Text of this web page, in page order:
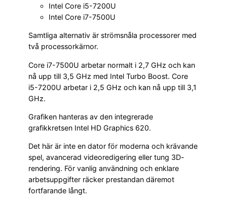
Intel Core i5-7200U
Intel Core i7-7500U
Samtliga alternativ är strömsnåla processorer med
två processorkärnor.
Core i7-7500U arbetar normalt i 2,7 GHz och kan
nå upp till 3,5 GHz med Intel Turbo Boost. Core
i5-7200U arbetar i 2,5 GHz och kan nå upp till 3,1
GHz.
Grafiken hanteras av den integrerade
grafikkretsen Intel HD Graphics 620.
Det här är inte en dator för moderna och krävande
spel, avancerad videoredigering eller tung 3D-
rendering. För vanlig användning och enklare
arbetsuppgifter räcker prestandan däremot
fortfarande långt.